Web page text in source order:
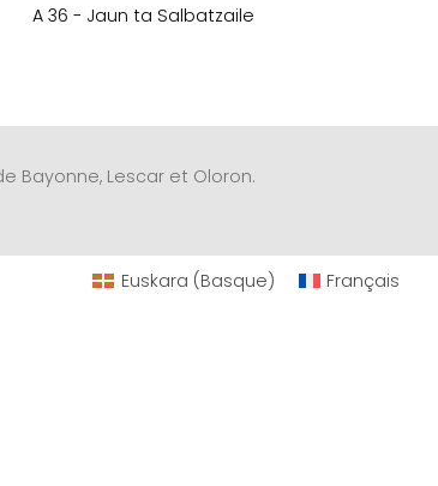
A 36 - Jaun ta Salbatzaile
Bayonne, Lescar et Oloron.
Euskara (Basque) Français